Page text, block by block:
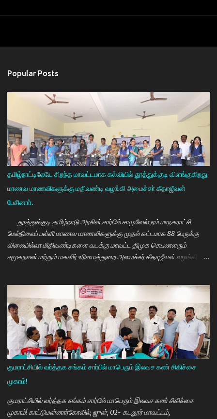
Popular Posts
தமிழ்நாட்டிலேயே சிறந்த மாவட்டமாக கல்வியில் தூத்துக்குடி விளங்குகிறது
மாணவ மாணவிகளுக்கு மதிவண்டி வழங்கி அமைச்சா் கீதாஜீவன்
பேசினாா்.
தூத்துக்குடி தமிழ்நாடு அரசின் சார்பில் சாமுவேல்புரம் மாநகராட்சி
மேல்நிலைப் பள்ளி மாணவ மாணவிகளுக்கு முதல் கட்டமாக 88 பேருக்கு
விலையில்லா மிதிவண்டிகளை வடக்கு மாவட்ட திமுக செயலாளரும்
சமூகநலன் மற்றும் மகளிர் உரிமைத்துறை அமைச்சர் கீதாஜீவன் வழங்கி
கல்வியில் சிறந்து விளங்க வேண்டும் என்பதற்காக முதலமைச்சர்
மு.க.ஸ்டாலின் அதிக முயற்சி எடுத்து கல்வியும். மருத்துவமும் எனது இரு
கண்கள் என முதலமைச்சர் கூறி வருகிறார். எத்தனையோ
மாணவியர்களுக்கு கிடைக்காத வாய்ப்பு உங்களுக்கு கிடைத்திருக்கிறது.
முன்பு 8 ம் வகுப்பு அல்லது 10 ம் வகுப்பிலேயே மாணவியர்களின்
பள்ளிப்படிப்பை நிறுத்தும் நிலையை மாற்றி, பெண் குழந்தைகள் கல்லூரி
வரை படிக்க வேண்டும். அவர்களுக்கு உயர்கல்வி மிக அவசியம் என்பதில்
அதிக முயற்சி எடுத்து வருகிறார்கள். உயர்கல்வி படிக்கின்ற
மாணவியர்களுக்கு மாதந்தோறும் ரூ.1000 வழங்கும் புதுமைப்பெண்
திட்டத்தை செயல்படுத்தி வருகிறார். எதிர்கால தலைவர்களான மாணவர்க...
குமராட்சியில் வர்த்தக சங்கம் சார்பில் மாபெரும் இலவச கண் சிகிச்சை
முகாம்!
குமராட்சியில் வர்த்தக சங்கம் சார்பில் மாபெரும் இலவச கண் சிகிச்சை
முகாம்! காட்டுமன்னார்கோவில், ஜுன், 02- கடலூர் மாவட்டம்,